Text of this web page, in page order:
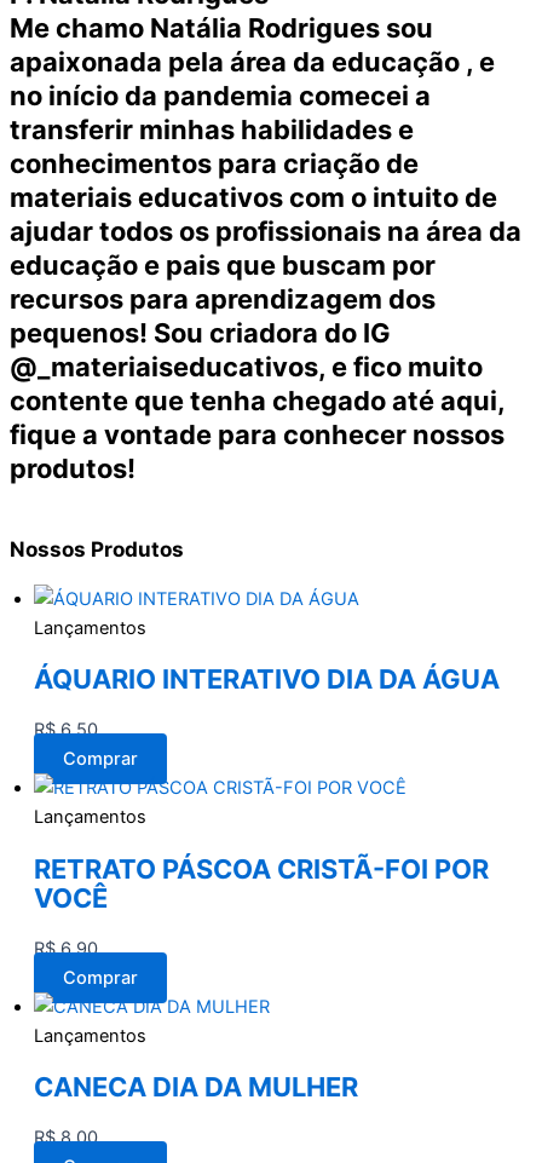
Me chamo Natália Rodrigues sou
apaixonada pela área da educação , e
no início da pandemia comecei a
transferir minhas habilidades e
conhecimentos para criação de
materiais educativos com o intuito de
ajudar todos os profissionais na área da
educação e pais que buscam por
recursos para aprendizagem dos
pequenos! Sou criadora do IG
@_materiaiseducativos, e fico muito
contente que tenha chegado até aqui,
fique a vontade para conhecer nossos
produtos!
Nossos Produtos
Lançamentos
ÁQUARIO INTERATIVO DIA DA ÁGUA
R$6,50
Comprar
Lançamentos
RETRATO PÁSCOA CRISTÃ-FOI POR
VOCÊ
R$6,90
Comprar
Lançamentos
CANECA DIA DA MULHER
R$8,00